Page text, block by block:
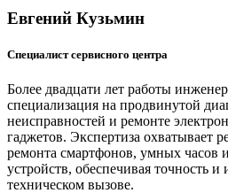
Евгений Кузьмин
Специалист сервисного центра
Более двадцати лет работы
специализация на продвинутой
неисправностей и ремонте
гаджетов. Экспертиза охватывает
ремонта смартфонов, умных часов
устройств, обеспечивая точность
техническом вызове.